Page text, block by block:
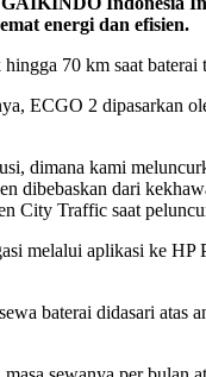
energi dan efisien.
70 km saat
ECGO 2 dipasarkan
dimana kami
dibebaskan dari
City Traffic saat
melalui aplikasi ke
baterai didasari atas